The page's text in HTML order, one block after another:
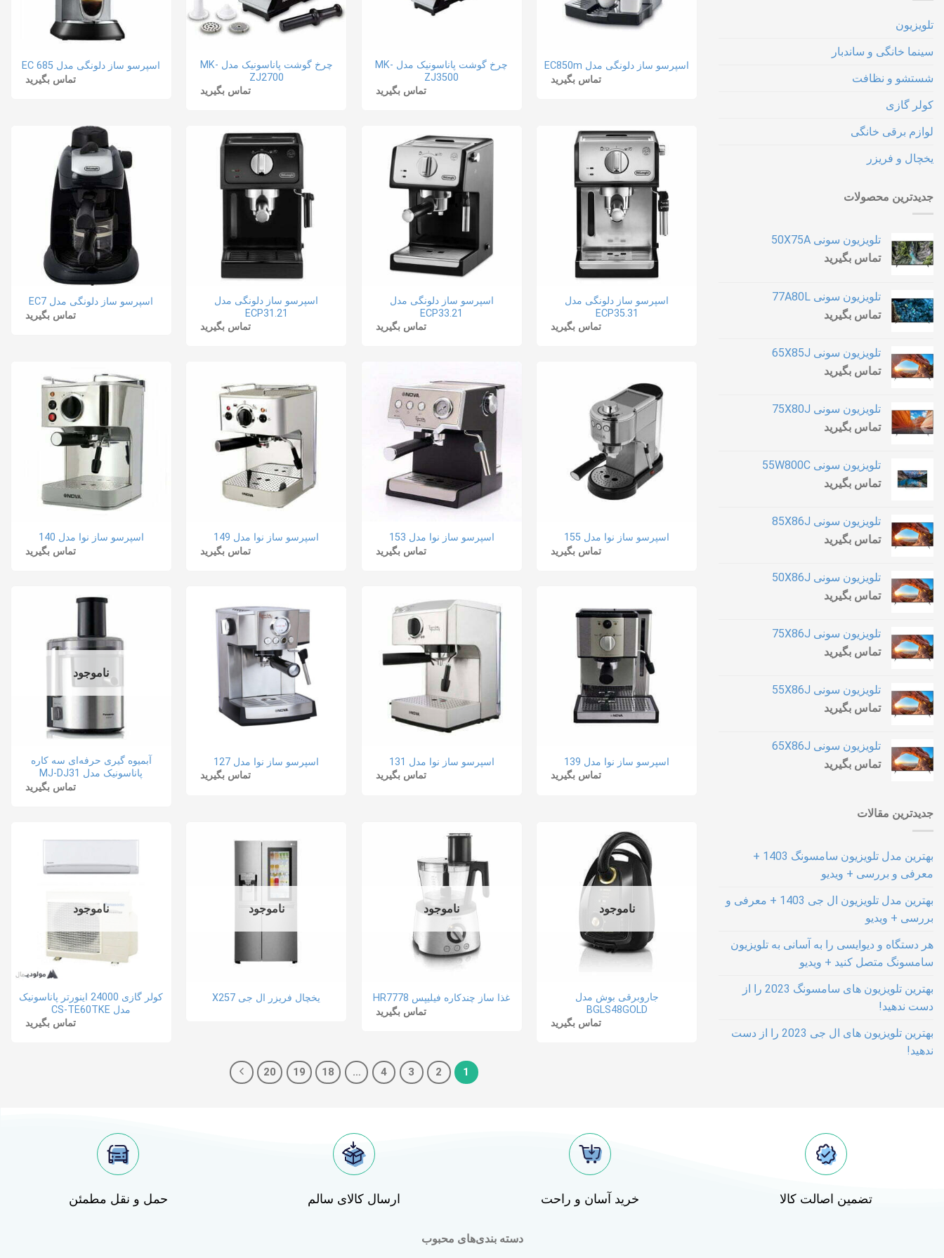
تلویزیون
سینما خانگی و ساندبار
شستشو و نظافت
کولر گازی
لوازم برقی خانگی
یخچال و فریزر
جدیدترین محصولات
تلویزیون سونی 50X75A
تماس بگیرید
تلویزیون سونی 77A80L
تماس بگیرید
تلویزیون سونی 65X85J
تماس بگیرید
تلویزیون سونی 75X80J
تماس بگیرید
تلویزیون سونی 55W800C
تماس بگیرید
تلویزیون سونی 85X86J
تماس بگیرید
تلویزیون سونی 50X86J
تماس بگیرید
تلویزیون سونی 75X86J
تماس بگیرید
تلویزیون سونی 55X86J
تماس بگیرید
تلویزیون سونی 65X86J
تماس بگیرید
جدیدترین مقالات
بهترین مدل تلویزیون سامسونگ 1403 +
معرفی و بررسی + ویدیو
بهترین مدل تلویزیون ال جی 1403 + معرفی و
بررسی + ویدیو
هر دستگاه و دیوایسی را به آسانی به تلویزیون
سامسونگ متصل کنید + ویدیو
بهترین تلویزیون های سامسونگ 2023 را از
دست ندهید!
بهترین تلویزیون های ال جی 2023 را از دست
ندهید!
اسپرسو ساز دلونگی مدل EC850m
تماس بگیرید
چرخ گوشت پاناسونیک مدل MK-
ZJ3500
تماس بگیرید
چرخ گوشت پاناسونیک مدل MK-
ZJ2700
تماس بگیرید
اسپرسو ساز دلونگی مدل EC 685
تماس بگیرید
اسپرسو ساز دلونگی مدل
ECP35.31
تماس بگیرید
اسپرسو ساز دلونگی مدل
ECP33.21
تماس بگیرید
اسپرسو ساز دلونگی مدل
ECP31.21
تماس بگیرید
اسپرسو ساز دلونگی مدل EC7
تماس بگیرید
اسپرسو ساز نوا مدل 155
تماس بگیرید
اسپرسو ساز نوا مدل 153
تماس بگیرید
اسپرسو ساز نوا مدل 149
تماس بگیرید
اسپرسو ساز نوا مدل 140
تماس بگیرید
اسپرسو ساز نوا مدل 139
تماس بگیرید
اسپرسو ساز نوا مدل 131
تماس بگیرید
اسپرسو ساز نوا مدل 127
تماس بگیرید
ناموجود
آبمیوه گیری حرفه‌ای سه کاره
پاناسونیک مدل MJ-DJ31
تماس بگیرید
ناموجود
جاروبرقی بوش مدل
BGLS48GOLD
تماس بگیرید
ناموجود
غذا ساز چندکاره فیلیپس HR7778
تماس بگیرید
ناموجود
یخچال فریزر ال جی X257
ناموجود
کولر گازی 24000 اینورتر پاناسونیک
مدل CS-TE60TKE
تماس بگیرید
1
2
3
4
…
18
19
20
تضمین اصالت کالا خرید آسان و راحت ارسال کالای سالم حمل و نقل مطمئن
دسته بندی‌های محبوب